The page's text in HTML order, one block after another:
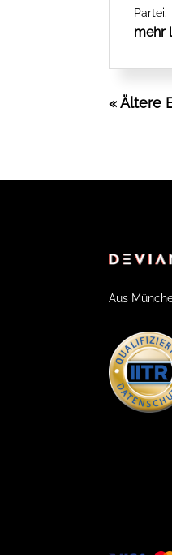
Partei.
mehr
« Ältere
Aus